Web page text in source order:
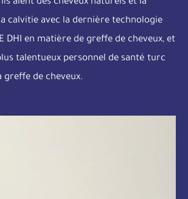
aient des cheveux naturels et la
calvitie avec la dernière technologie
DHI en matière de greffe de cheveux, et
talentueux personnel de santé turc
greffe de cheveux.